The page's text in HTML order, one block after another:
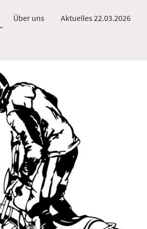
Über uns Aktuelles 22.03.2026